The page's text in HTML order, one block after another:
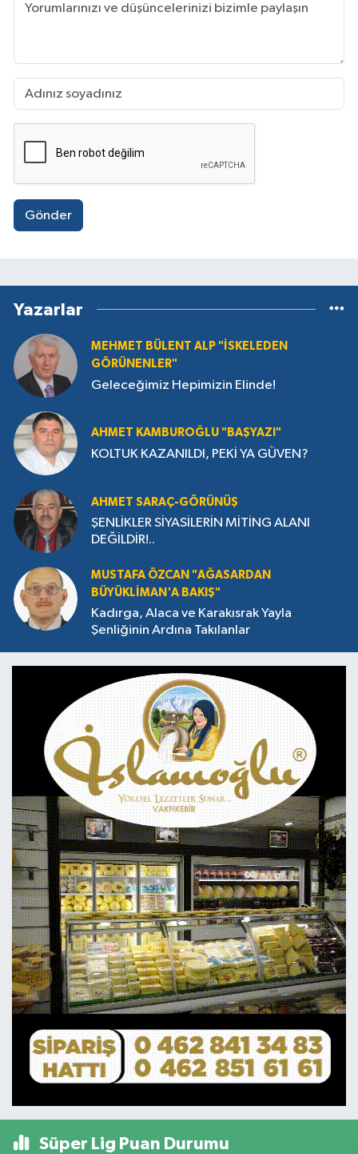
Gönder
Yazarlar
MEHMET BÜLENT ALP "İSKELEDEN
GÖRÜNENLER"
Geleceğimiz Hepimizin Elinde!
AHMET KAMBUROĞLU "BAŞYAZI"
KOLTUK KAZANILDI, PEKİ YA GÜVEN?
AHMET SARAÇ-GÖRÜNÜŞ
ŞENLİKLER SİYASİLERİN MİTİNG ALANI
DEĞİLDİR!..
MUSTAFA ÖZCAN "AĞASARDAN
BÜYÜKLİMAN'A BAKIŞ"
Kadırga, Alaca ve Karakısrak Yayla
Şenliğinin Ardına Takılanlar
Süper Lig Puan Durumu